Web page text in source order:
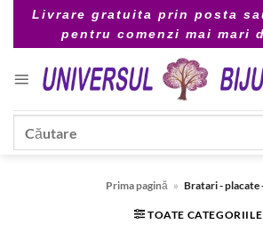
Livrare gratuita prin posta
pentru comenzi mai mari
Prima pagină » Bratari - placate
TOATE CATEGORIILE